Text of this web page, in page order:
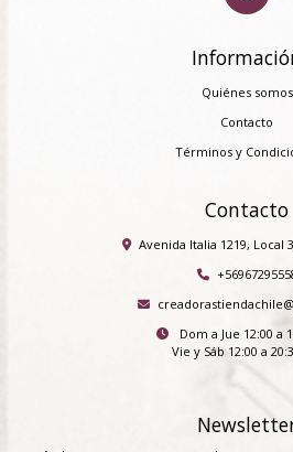
Quiénes somos
Contacto
Términos y
Contacto
Avenida Italia 1219, Local
Dom a Jue 12:00 a
Vie y Sáb 12:00 a